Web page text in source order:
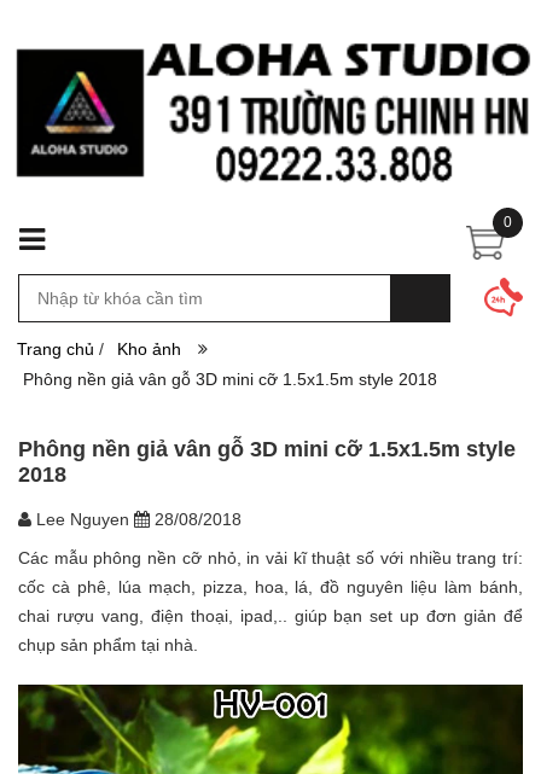
0
Trang chủ /
Kho ảnh
Phông nền giả vân gỗ 3D mini cỡ 1.5x1.5m style 2018
Phông nền giả vân gỗ 3D mini cỡ 1.5x1.5m style
2018
Lee Nguyen
28/08/2018
Các mẫu phông nền cỡ nhỏ, in vải kĩ thuật số với nhiều trang trí:
cốc cà phê, lúa mạch, pizza, hoa, lá, đồ nguyên liệu làm bánh,
chai rượu vang, điện thoại, ipad,.. giúp bạn set up đơn giản để
chụp sản phẩm tại nhà.